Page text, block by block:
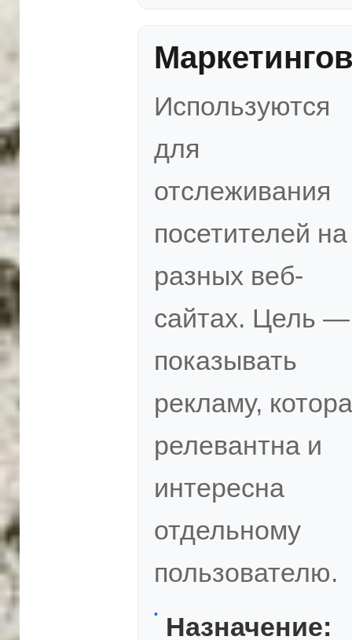
Используются
для
отслеживания
посетителей на
разных веб-
сайтах. Цель —
показывать
рекламу,
релевантна и
интересна
отдельному
пользователю.
Назначение: